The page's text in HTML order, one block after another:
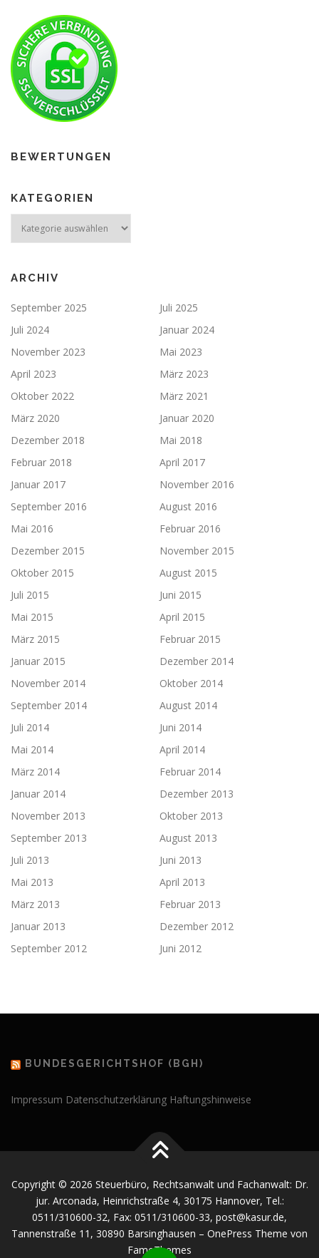
BEWERTUNGEN
KATEGORIEN
ARCHIV
September 2025
Juli 2025
Juli 2024
Januar 2024
November 2023
Mai 2023
April 2023
März 2023
Oktober 2022
März 2021
März 2020
Januar 2020
Dezember 2018
Mai 2018
Februar 2018
April 2017
Januar 2017
November 2016
September 2016
August 2016
Mai 2016
Februar 2016
Dezember 2015
November 2015
Oktober 2015
August 2015
Juli 2015
Juni 2015
Mai 2015
April 2015
März 2015
Februar 2015
Januar 2015
Dezember 2014
November 2014
Oktober 2014
September 2014
August 2014
Juli 2014
Juni 2014
Mai 2014
April 2014
März 2014
Februar 2014
Januar 2014
Dezember 2013
November 2013
Oktober 2013
September 2013
August 2013
Juli 2013
Juni 2013
Mai 2013
April 2013
März 2013
Februar 2013
Januar 2013
Dezember 2012
September 2012
Juni 2012
BUNDESGERICHTSHOF (BGH)
Impressum Datenschutzerklärung Haftungshinweise
Copyright © 2026 Steuerbüro, Rechtsanwalt und Fachanwalt: Dr.
jur. Arconada, Heinrichstraße 4, 30175 Hannover, Tel.:
0511/310600-32, Fax: 0511/310600-33, post@kasur.de,
Tannenstraße 11, 30890 Barsinghausen – OnePress Theme von
FameThemes